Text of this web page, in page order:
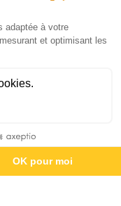
désinsectisation et